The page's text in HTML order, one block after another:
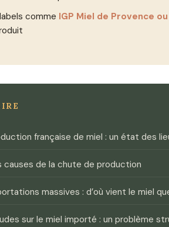
comme IGP Miel de Provence
française de miel : un état des
causes de la chute de production
massives : d’où vient le miel
sur le miel importé : un problème